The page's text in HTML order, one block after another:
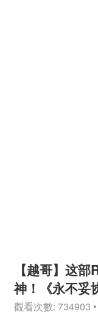
【越哥】这
神！《永不妥
觀看次數: 734903